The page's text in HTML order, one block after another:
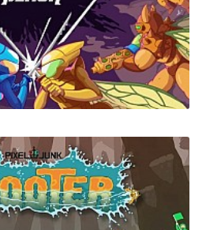
Gorn